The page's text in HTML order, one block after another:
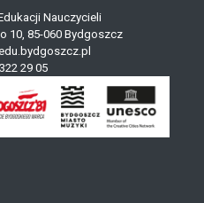
Nauczycieli
10, 85-060 Bydgoszcz
29 05